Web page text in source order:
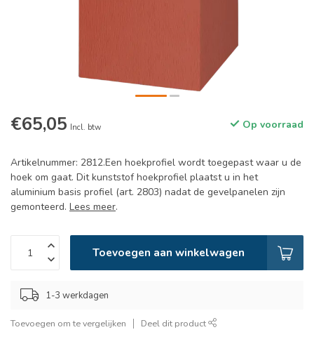
€65,05 Incl. btw Op voorraad
Artikelnummer: 2812.Een hoekprofiel wordt toegepast waar u de
hoek om gaat. Dit kunststof hoekprofiel plaatst u in het
aluminium basis profiel (art. 2803) nadat de gevelpanelen zijn
gemonteerd. Lees meer.
Toevoegen aan winkelwagen
1-3 werkdagen
Toevoegen om te vergelijken Deel dit product